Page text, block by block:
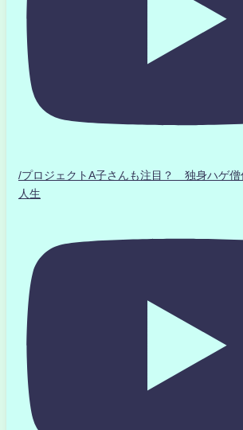
/プロジェクトA子さんも注目？ 独身ハゲ僧
人生